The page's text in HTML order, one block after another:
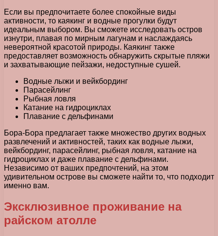
Если вы предпочитаете более спокойные виды
активности, то каякинг и водные прогулки будут
идеальным выбором. Вы сможете исследовать остров
изнутри, плавая по мирным лагунам и наслаждаясь
невероятной красотой природы. Каякинг также
предоставляет возможность обнаружить скрытые пляжи
и захватывающие пейзажи, недоступные сушей.
Водные лыжи и вейкбординг
Парасейлинг
Рыбная ловля
Катание на гидроциклах
Плавание с дельфинами
Бора-Бора предлагает также множество других водных
развлечений и активностей, таких как водные лыжи,
вейкбординг, парасейлинг, рыбная ловля, катание на
гидроциклах и даже плавание с дельфинами.
Независимо от ваших предпочтений, на этом
удивительном острове вы сможете найти то, что подходит
именно вам.
Эксклюзивное проживание на
райском атолле